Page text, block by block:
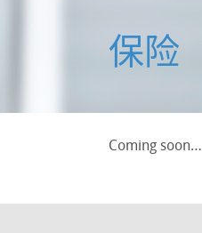
保险
Coming soon…